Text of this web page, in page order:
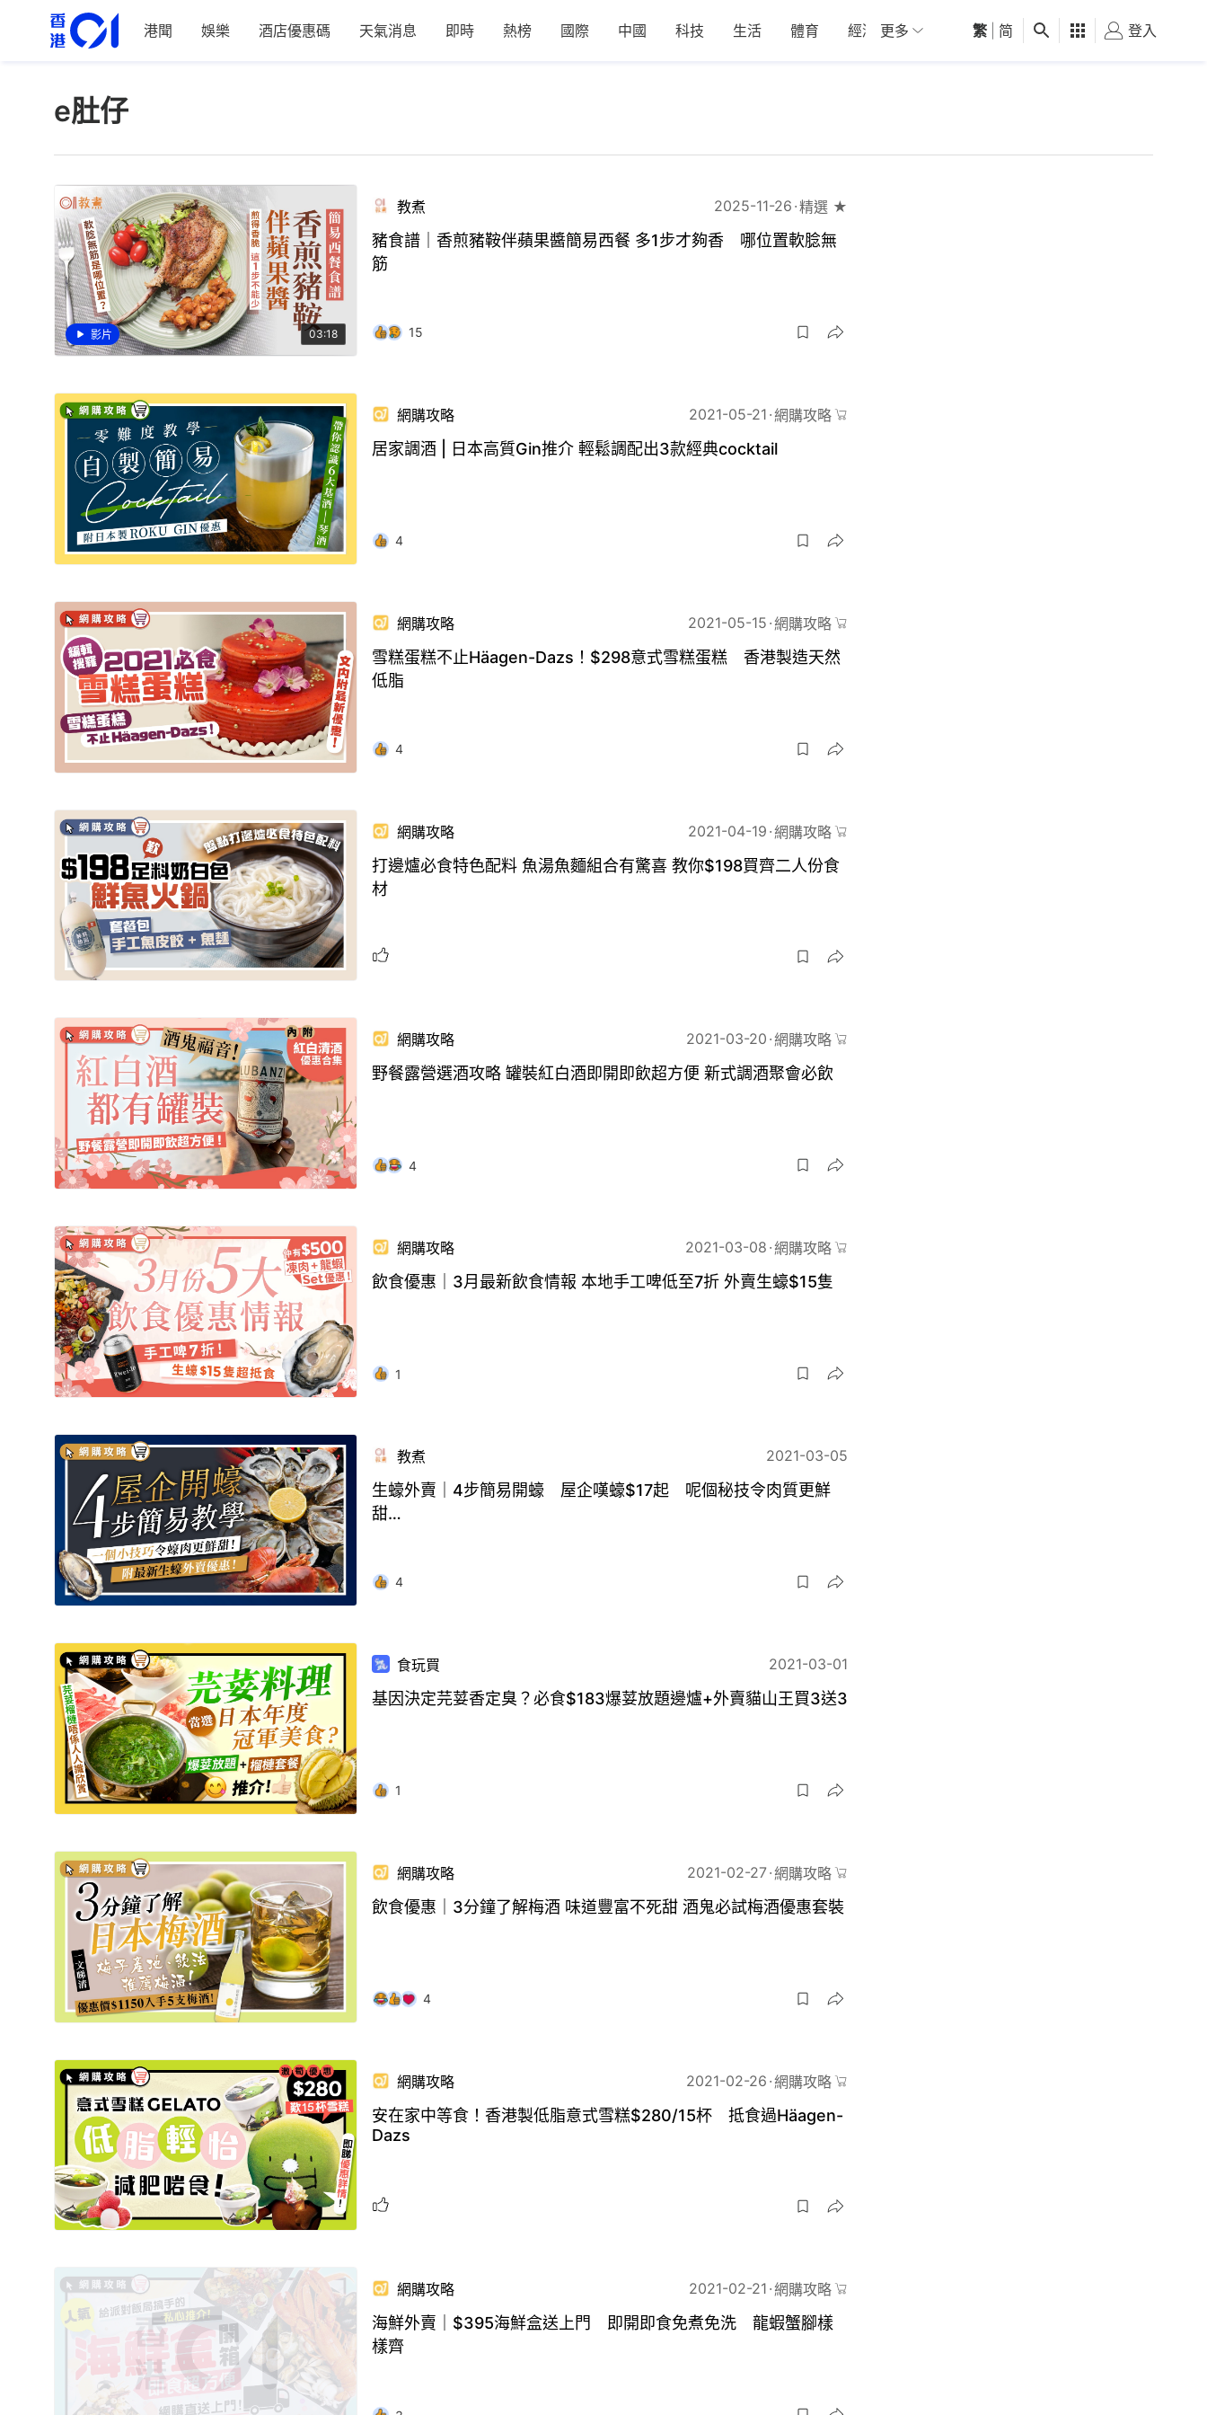
港聞 娛樂 酒店優惠碼 天氣消息 即時 熱榜 國際 中國 科技 生活 體育 經濟 01深圳 觀點 健康 好食玩飛
更多 繁 简 登入
e肚仔
影片 03:18
教煮 2025-11-26 精選 ★
豬食譜｜香煎豬鞍伴蘋果醬簡易西餐 多1步才夠香 哪位置軟腍無
筋
15
網購攻略 2021-05-21 網購攻略
居家調酒 | 日本高質Gin推介 輕鬆調配出3款經典cocktail
4
網購攻略 2021-05-15 網購攻略
雪糕蛋糕不止Häagen-Dazs！$298意式雪糕蛋糕 香港製造天然
低脂
4
網購攻略 2021-04-19 網購攻略
打邊爐必食特色配料 魚湯魚麵組合有驚喜 教你$198買齊二人份食
材
網購攻略 2021-03-20 網購攻略
野餐露營選酒攻略 罐裝紅白酒即開即飲超方便 新式調酒聚會必飲
4
網購攻略 2021-03-08 網購攻略
飲食優惠｜3月最新飲食情報 本地手工啤低至7折 外賣生蠔$15隻
1
教煮 2021-03-05
生蠔外賣｜4步簡易開蠔 屋企嘆蠔$17起 呢個秘技令肉質更鮮
甜…
4
食玩買 2021-03-01
基因決定芫荽香定臭？必食$183爆荽放題邊爐+外賣貓山王買3送3
1
網購攻略 2021-02-27 網購攻略
飲食優惠｜3分鐘了解梅酒 味道豐富不死甜 酒鬼必試梅酒優惠套裝
4
網購攻略 2021-02-26 網購攻略
安在家中等食！香港製低脂意式雪糕$280/15杯 抵食過Häagen-
Dazs
網購攻略 2021-02-21 網購攻略
海鮮外賣｜$395海鮮盒送上門 即開即食免煮免洗 龍蝦蟹腳樣
樣齊